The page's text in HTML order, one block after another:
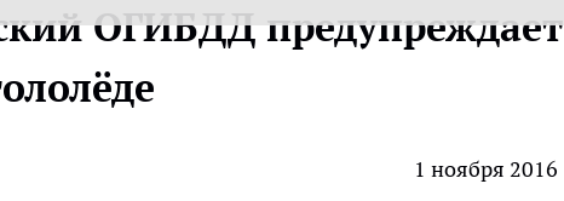
ОГИБДД предупреждает
1 ноября 2016